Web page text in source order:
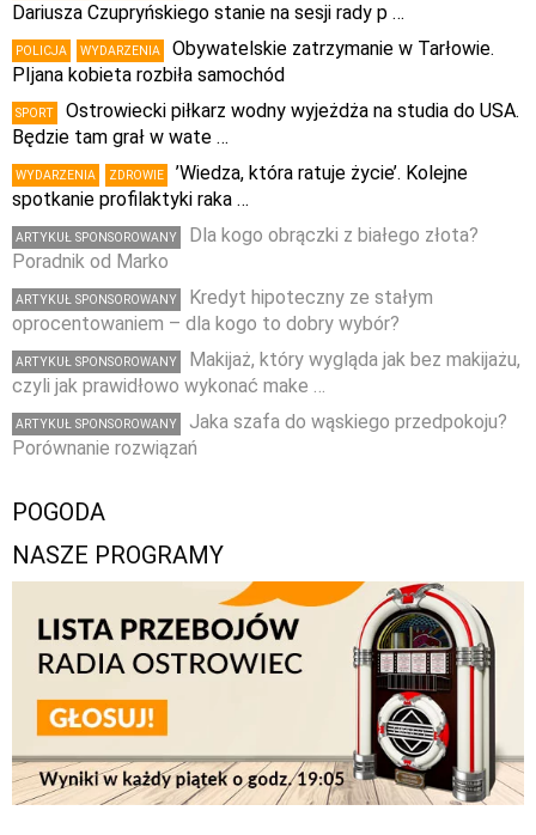
Dariusza Czupryńskiego stanie na sesji rady p …
POLICJA WYDARZENIA
Obywatelskie zatrzymanie w Tarłowie.
PIjana kobieta rozbiła samochód
SPORT
Ostrowiecki piłkarz wodny wyjeżdża na studia do USA.
Będzie tam grał w wate …
WYDARZENIA ZDROWIE
’Wiedza, która ratuje życie’. Kolejne
spotkanie profilaktyki raka …
ARTYKUŁ SPONSOROWANY
Dla kogo obrączki z białego złota?
Poradnik od Marko
ARTYKUŁ SPONSOROWANY
Kredyt hipoteczny ze stałym
oprocentowaniem – dla kogo to dobry wybór?
ARTYKUŁ SPONSOROWANY
Makijaż, który wygląda jak bez makijażu,
czyli jak prawidłowo wykonać make …
ARTYKUŁ SPONSOROWANY
Jaka szafa do wąskiego przedpokoju?
Porównanie rozwiązań
POGODA
NASZE PROGRAMY